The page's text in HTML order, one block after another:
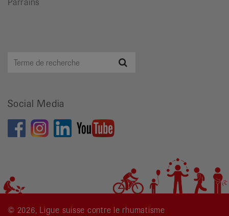
Terme
Social Media
© 2026, Ligue suisse contre le rhumatisme